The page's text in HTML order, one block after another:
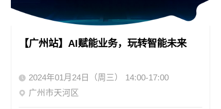
【广州站】AI赋能业务，玩转智能未来
2024年01月24日（周三） 14:00-17:00
广州市天河区